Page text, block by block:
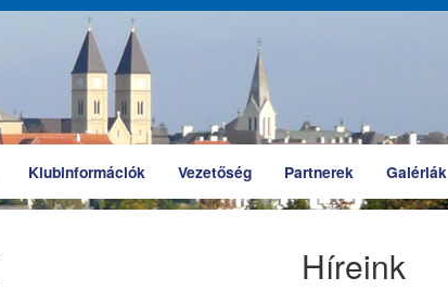
Klubinformációk Vezetőség Partnerek Galériák
Híreink